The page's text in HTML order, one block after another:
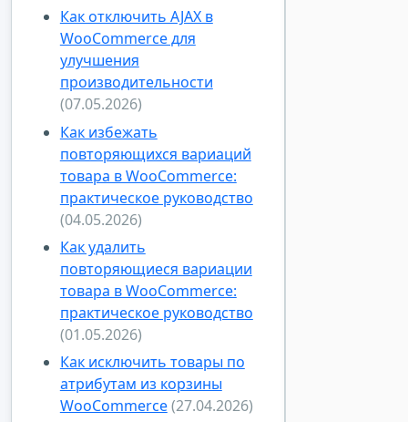
Как отключить AJAX в
WooCommerce для
улучшения
производительности
(07.05.2026)
Как избежать
повторяющихся вариаций
товара в WooCommerce:
практическое руководство
(04.05.2026)
Как удалить
повторяющиеся вариации
товара в WooCommerce:
практическое руководство
(01.05.2026)
Как исключить товары по
атрибутам из корзины
WooCommerce(27.04.2026)